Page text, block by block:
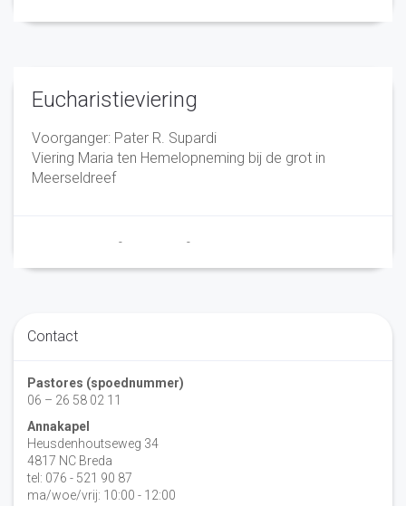
Eucharistieviering
Voorganger: Pater R. Supardi
Viering Maria ten Hemelopneming bij de grot in
Meerseldreef
- -
Contact
Pastores (spoednummer)
06 – 26 58 02 11
Annakapel
Heusdenhoutseweg 34
4817 NC Breda
tel: 076 - 521 90 87
ma/woe/vrij: 10:00 - 12:00